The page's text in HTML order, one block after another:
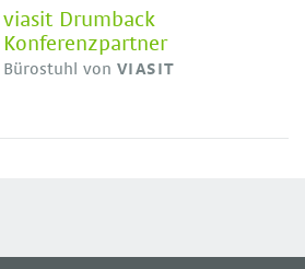
viasit Drumback
Konferenzpartner
Bürostuhl von VIASIT